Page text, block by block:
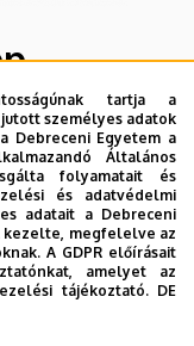
Egyetem
hogy a betegek
A
számára az
naprakész
tartja a
személyes adatok
Debreceni Egyetem a
Általános
folyamatait és
és adatvédelmi
adatait a Debreceni
kezelte, megfelelve az
A GDPR előírásait
amelyet az
tájékoztató. DE